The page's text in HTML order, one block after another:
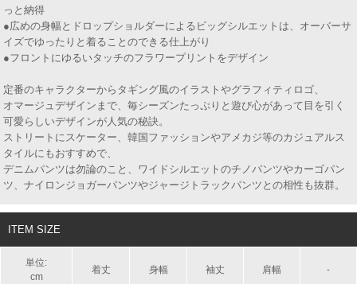
っと納得
●広めの身幅とドロップショルダーによるビッグシルエットは、オーバーサ
イズでゆったりと着ることのできる仕上がり
●フロントにゆるいタッチのフラワープリントをデザイン
定番のキャラクターからタギング風のイラストやグラフィティロゴ、
オマージュデザインまで、毎シーズンたっぷりと遊び心があって目を引く
可愛らしいデザインが人気の秘訣。
ストリートにスケーター、韓国ファッションやアメカジ等のカジュアルス
タイルにもおすすめで、
デニムパンツは勿論のこと、ワイドシルエットのチノパンツやカーゴパン
ツ、ナイロンジョガーパンツやジャージトラックパンツとの相性も抜群。
ITEM SIZE
単位:
cm
着丈 身幅 袖丈 肩幅 -